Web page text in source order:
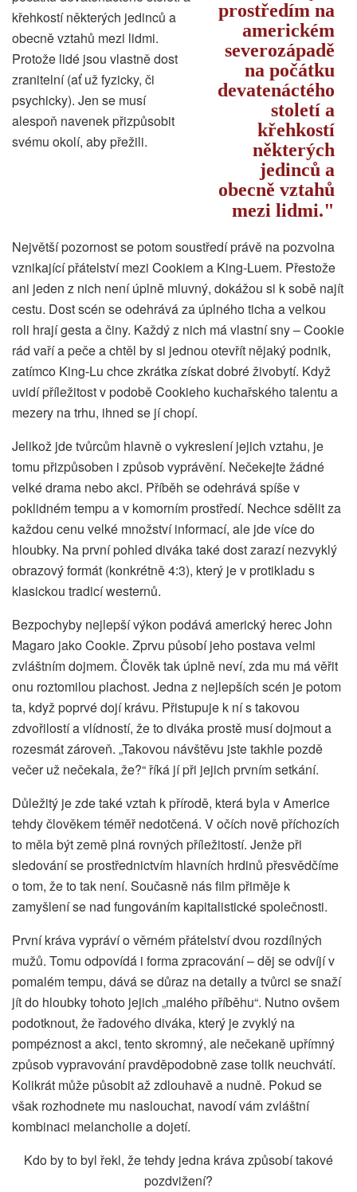
prostředím na
americkém
severozápadě
na počátku
devatenáctého
století a
křehkostí
některých
jedinců a
obecně vztahů
mezi lidmi.
křehkostí některých jedinců a
obecně vztahů mezi lidmi.
Protože lidé jsou vlastně dost
zranitelní (ať už fyzicky, či
psychicky). Jen se musí
alespoň navenek přizpůsobit
svému okolí, aby přežili.
Největší pozornost se potom soustředí právě na pozvolna
vznikající přátelství mezi Cookiem a King-Luem. Přestože
ani jeden z nich není úplně mluvný, dokážou si k sobě najít
cestu. Dost scén se odehrává za úplného ticha a velkou
roli hrají gesta a činy. Každý z nich má vlastní sny – Cookie
rád vaří a peče a chtěl by si jednou otevřít nějaký podnik,
zatímco King-Lu chce zkrátka získat dobré živobytí. Když
uvidí příležitost v podobě Cookieho kuchařského talentu a
mezery na trhu, ihned se jí chopí.
Jelikož jde tvůrcům hlavně o vykreslení jejich vztahu, je
tomu přizpůsoben i způsob vyprávění. Nečekejte žádné
velké drama nebo akci. Příběh se odehrává spíše v
poklidném tempu a v komorním prostředí. Nechce sdělit za
každou cenu velké množství informací, ale jde více do
hloubky. Na první pohled diváka také dost zarazí nezvyklý
obrazový formát (konkrétně 4:3), který je v protikladu s
klasickou tradicí westernů.
Bezpochyby nejlepší výkon podává americký herec John
Magaro jako Cookie. Zprvu působí jeho postava velmi
zvláštním dojmem. Člověk tak úplně neví, zda mu má věřit
onu roztomilou plachost. Jedna z nejlepších scén je potom
ta, když poprvé dojí krávu. Přistupuje k ní s takovou
zdvořilostí a vlídností, že to diváka prostě musí dojmout a
rozesmát zároveň. „Takovou návštěvu jste takhle pozdě
večer už nečekala, že?“ říká jí při jejich prvním setkání.
Důležitý je zde také vztah k přírodě, která byla v Americe
tehdy člověkem téměř nedotčená. V očích nově příchozích
to měla být země plná rovných příležitostí. Jenže při
sledování se prostřednictvím hlavních hrdinů přesvědčíme
o tom, že to tak není. Současně nás film přiměje k
zamyšlení se nad fungováním kapitalistické společnosti.
První kráva vypráví o věrném přátelství dvou rozdílných
mužů. Tomu odpovídá i forma zpracování – děj se odvíjí v
pomalém tempu, dává se důraz na detaily a tvůrci se snaží
jít do hloubky tohoto jejich „malého příběhu“. Nutno ovšem
podotknout, že řadového diváka, který je zvyklý na
pompéznost a akci, tento skromný, ale nečekaně upřímný
způsob vypravování pravděpodobně zase tolik neuchvátí.
Kolikrát může působit až zdlouhavě a nudně. Pokud se
však rozhodnete mu naslouchat, navodí vám zvláštní
kombinaci melancholie a dojetí.
Kdo by to byl řekl, že tehdy jedna kráva způsobí takové
pozdvižení?